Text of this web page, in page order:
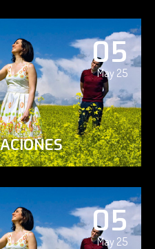
05
May 25
05
May 25